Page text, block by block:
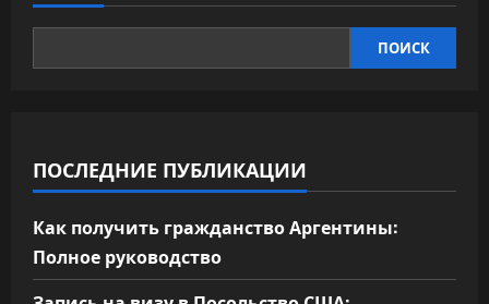
ПОИСК
ПОСЛЕДНИЕ ПУБЛИКАЦИИ
Как получить гражданство Аргентины:
Полное руководство